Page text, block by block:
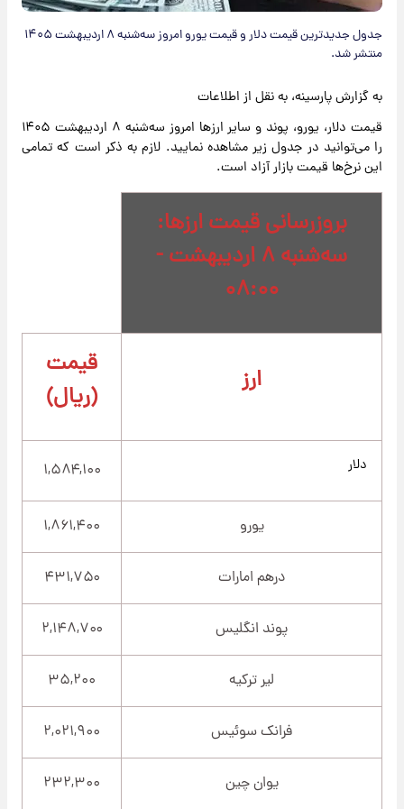
جدول جدیدترین قیمت دلار و قیمت یورو امروز سه‌شنبه ۸ اردیبهشت ۱۴۰۵
منتشر شد.
به گزارش پارسینه، به نقل از اطلاعات
قیمت دلار، یورو، پوند و سایر ارزها امروز سه‌شنبه ۸ اردیبهشت ۱۴۰۵
را می‌توانید در جدول زیر مشاهده نمایید. لازم به ذکر است که تمامی
این نرخ‌ها قیمت بازار آزاد است.
بروزرسانی قیمت ارزها:
سه‌شنبه ۸ اردیبهشت -
۰۸:۰۰
ارز
قیمت
(ریال)
دلار ۱,۵۸۴,۱۰۰
یورو ۱,۸۶۱,۴۰۰
درهم امارات ۴۳۱,۷۵۰
پوند انگلیس ۲,۱۴۸,۷۰۰
لیر ترکیه ۳۵,۲۰۰
فرانک سوئیس ۲,۰۲۱,۹۰۰
یوان چین ۲۳۲,۳۰۰